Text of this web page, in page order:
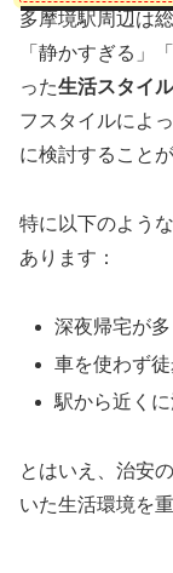
多摩境駅周辺は
「静かすぎる」
った生活スタイ
フスタイルによ
に検討すること
特に以下のよう
あります：
深夜帰宅が
車を使わず
駅から近く
とはいえ、治安
いた生活環境を